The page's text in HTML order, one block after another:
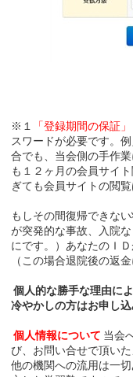
※１ 「登録期間の保証
スワードが必要です。
合でも、当会側の手作
も１２ヶ月の会員サイ
ぎても会員サイトの閲覧
もしその間復帰できな
が突発的な事故、入院
にです。）あなたのＩ
（この場合退院後の返
個人的な勝手な理由に
冷やかしの方はお申し込
個人情報について 当会
び、お問い合せで頂い
他の機関への流用は一